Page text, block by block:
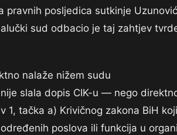
pravnih posljedica sutkinje
sud odbacio je taj zahtjev
nalaže nižem sudu
slala dopis CIK-u — nego
1, tačka a) Krivičnog zakona BiH
poslova ili funkcija u